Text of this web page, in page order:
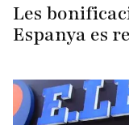
Les
Espanya es